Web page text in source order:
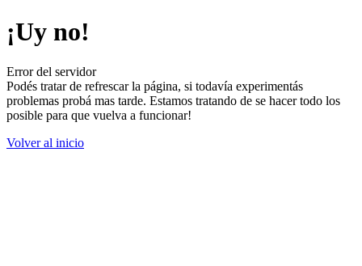
¡Uy no!
Error del servidor
Podés tratar de refrescar la página, si todavía experimentás
problemas probá mas tarde. Estamos tratando de se hacer todo los
posible para que vuelva a funcionar!
Volver al inicio